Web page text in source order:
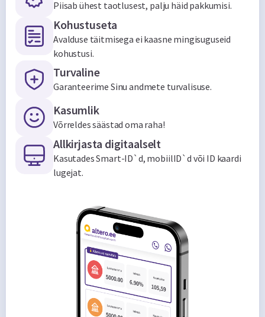
Piisab ühest taotlusest, palju häid pakkumisi.
Kohustuseta
Avalduse täitmisega ei kaasne mingisuguseid
kohustusi.
Turvaline
Garanteerime Sinu andmete turvalisuse.
Kasumlik
Võrreldes säästad oma raha!
Allkirjasta digitaalselt
Kasutades Smart-ID`d, mobiilID`d või ID kaardi
lugejat.